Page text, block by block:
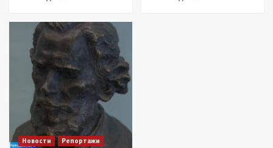
Новости Репортажи